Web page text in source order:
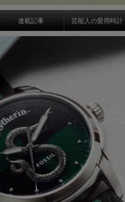
連載記事 芸能人の愛用時計